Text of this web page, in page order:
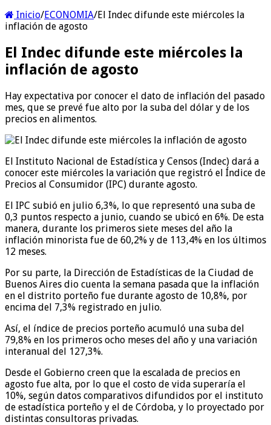
Inicio/ECONOMIA/El Indec difunde este miércoles la
inflación de agosto
El Indec difunde este miércoles la
inflación de agosto
Hay expectativa por conocer el dato de inflación del pasado
mes, que se prevé fue alto por la suba del dólar y de los
precios en alimentos.
El Instituto Nacional de Estadística y Censos (Indec) dará a
conocer este miércoles la variación que registró el Índice de
Precios al Consumidor (IPC) durante agosto.
El IPC subió en julio 6,3%, lo que representó una suba de
0,3 puntos respecto a junio, cuando se ubicó en 6%. De esta
manera, durante los primeros siete meses del año la
inflación minorista fue de 60,2% y de 113,4% en los últimos
12 meses.
Por su parte, la Dirección de Estadísticas de la Ciudad de
Buenos Aires dio cuenta la semana pasada que la inflación
en el distrito porteño fue durante agosto de 10,8%, por
encima del 7,3% registrado en julio.
Así, el índice de precios porteño acumuló una suba del
79,8% en los primeros ocho meses del año y una variación
interanual del 127,3%.
Desde el Gobierno creen que la escalada de precios en
agosto fue alta, por lo que el costo de vida superaría el
10%, según datos comparativos difundidos por el instituto
de estadística porteño y el de Córdoba, y lo proyectado por
distintas consultoras privadas.